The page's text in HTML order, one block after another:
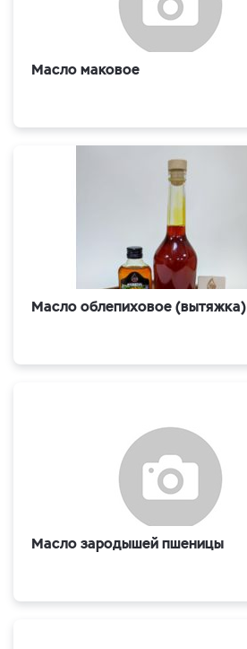
Масло маковое
Масло облепиховое (вытяжка)
Масло зародышей пшеницы